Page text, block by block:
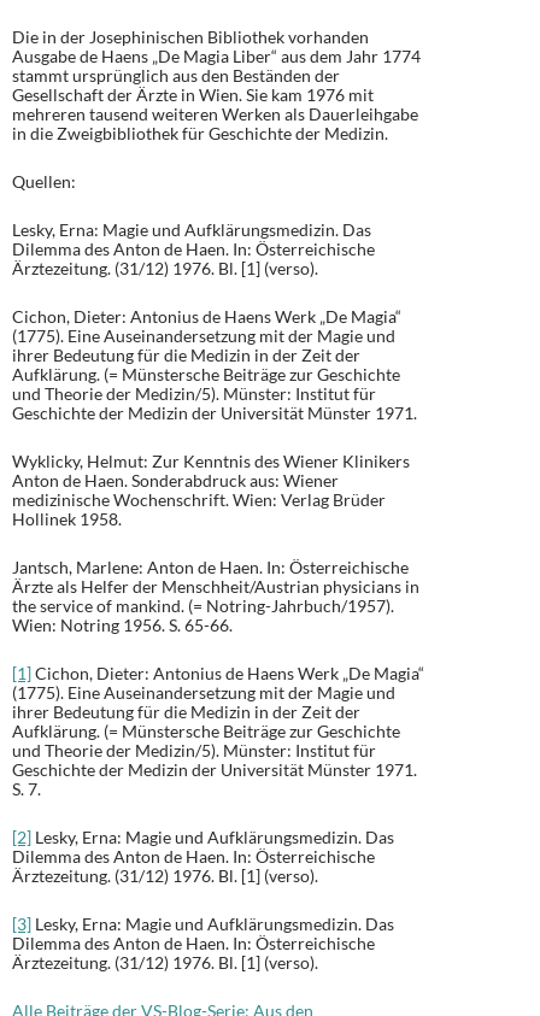
Die in der Josephinischen Bibliothek vorhanden
Ausgabe de Haens „De Magia Liber“ aus dem Jahr 1774
stammt ursprünglich aus den Beständen der
Gesellschaft der Ärzte in Wien. Sie kam 1976 mit
mehreren tausend weiteren Werken als Dauerleihgabe
in die Zweigbibliothek für Geschichte der Medizin.
Quellen:
Lesky, Erna: Magie und Aufklärungsmedizin. Das
Dilemma des Anton de Haen. In: Österreichische
Ärztezeitung. (31/12) 1976. Bl. [1] (verso).
Cichon, Dieter: Antonius de Haens Werk „De Magia“
(1775). Eine Auseinandersetzung mit der Magie und
ihrer Bedeutung für die Medizin in der Zeit der
Aufklärung. (= Münstersche Beiträge zur Geschichte
und Theorie der Medizin/5). Münster: Institut für
Geschichte der Medizin der Universität Münster 1971.
Wyklicky, Helmut: Zur Kenntnis des Wiener Klinikers
Anton de Haen. Sonderabdruck aus: Wiener
medizinische Wochenschrift. Wien: Verlag Brüder
Hollinek 1958.
Jantsch, Marlene: Anton de Haen. In: Österreichische
Ärzte als Helfer der Menschheit/Austrian physicians in
the service of mankind. (= Notring-Jahrbuch/1957).
Wien: Notring 1956. S. 65-66.
[1]Cichon, Dieter: Antonius de Haens Werk „De Magia“
(1775). Eine Auseinandersetzung mit der Magie und
ihrer Bedeutung für die Medizin in der Zeit der
Aufklärung. (= Münstersche Beiträge zur Geschichte
und Theorie der Medizin/5). Münster: Institut für
Geschichte der Medizin der Universität Münster 1971.
S. 7.
[2] Lesky, Erna: Magie und Aufklärungsmedizin. Das
Dilemma des Anton de Haen. In: Österreichische
Ärztezeitung. (31/12) 1976. Bl. [1] (verso).
[3] Lesky, Erna: Magie und Aufklärungsmedizin. Das
Dilemma des Anton de Haen. In: Österreichische
Ärztezeitung. (31/12) 1976. Bl. [1] (verso).
Alle Beiträge der VS-Blog-Serie: Aus den